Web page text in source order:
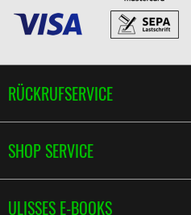
RÜCKRUFSERVICE
SHOP SERVICE
ULISSES E-BOOKS